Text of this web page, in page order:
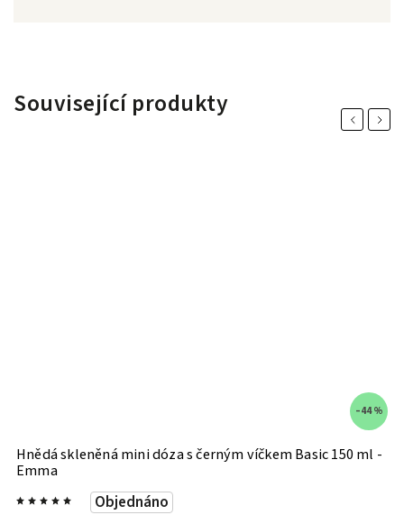
Související produkty Previous
–44 %
Hnědá skleněná mini dóza s černým víčkem Basic 150 ml -
Emma
Objednáno
Next